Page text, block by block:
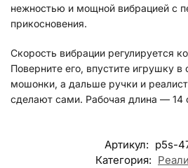
нежностью и мощной вибрацией с
прикосновения.
Скорость вибрации регулируется
Поверните его, впустите игрушку в
мошонки, а дальше ручки и
сделают сами. Рабочая длина — 14
Артикул: p5s-
Категория: